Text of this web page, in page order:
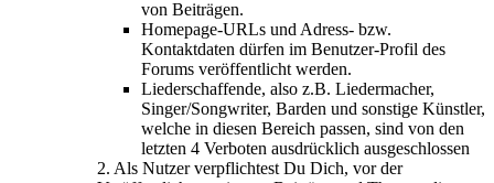
von Beiträgen.
Homepage-URLs und Adress- bzw.
Kontaktdaten dürfen im Benutzer-Profil des
Forums veröffentlicht werden.
Liederschaffende, also z.B. Liedermacher,
Singer/Songwriter, Barden und sonstige Künstler,
welche in diesen Bereich passen, sind von den
letzten 4 Verboten ausdrücklich ausgeschlossen
2. Als Nutzer verpflichtest Du Dich, vor der